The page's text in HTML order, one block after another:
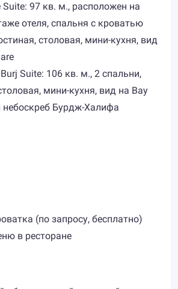
Suite: 97 кв. м., расположен на
отеля, спальня с кроватью
столовая, мини-кухня, вид
Suite: 106 кв. м., 2 спальни,
мини-кухня, вид на Bay
небоскреб Бурдж-Халифа
(по запросу, бесплатно)
в ресторане